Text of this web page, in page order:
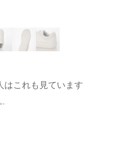
はこれも見ています